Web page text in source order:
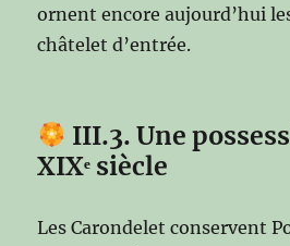
ornent encore aujourd’hui
châtelet d’entrée.
III.3. Une
XIXᵉ siècle
Les Carondelet conservent